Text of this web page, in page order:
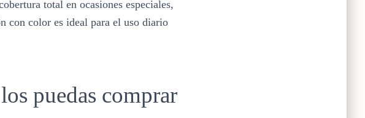
total en ocasiones especiales,
con color es ideal para el uso diario
puedas comprar